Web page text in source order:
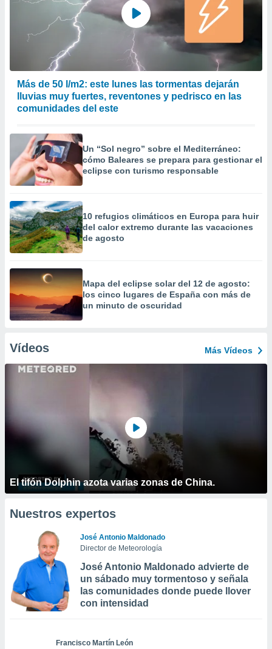
Más de 50 l/m2: este lunes las tormentas dejarán
lluvias muy fuertes, reventones y pedrisco en las
comunidades del este
Un “Sol negro” sobre el Mediterráneo:
cómo Baleares se prepara para gestionar el
eclipse con turismo responsable
10 refugios climáticos en Europa para huir
del calor extremo durante las vacaciones
de agosto
Mapa del eclipse solar del 12 de agosto:
los cinco lugares de España con más de
un minuto de oscuridad
Vídeos Más Vídeos
El tifón Dolphin azota varias zonas de China.
Nuestros expertos
José Antonio Maldonado
Director de Meteorología
José Antonio Maldonado advierte de
un sábado muy tormentoso y señala
las comunidades donde puede llover
con intensidad
Francisco Martín León